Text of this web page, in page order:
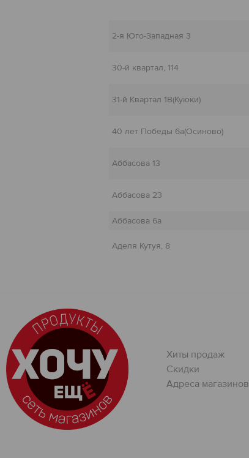
2-я Юго-Западная 3
30-й квартал, 114
31-й Квартал 1В(Куюки)
40 лет Победы 6а(Осиново)
Аббасова 13
Аббасова 23
Аббасова 6а
Аделя Кутуя, 8
Амирхана, 41
Ахмерова 7
Ахтямова 1 к.1
Хиты продаж
Скидки
Адреса магазинов